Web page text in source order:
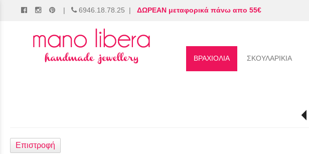
| 6946.18.78.25 | ΔΩΡΕΑΝ μεταφορικά πάνω απο 55€
ΒΡΑΧΙΟΛΙΑ ΣΚΟΥΛΑΡΙΚΙΑ
Επιστροφή